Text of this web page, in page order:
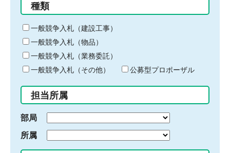
る
キ
ー
ワ
ー
ド
入
力
種類
一般競争入札（建設工事）
一般競争入札（物品）
一般競争入札（業務委託）
一般競争入札（その他）
公募型プロポーザル
担当所属
部局
所属